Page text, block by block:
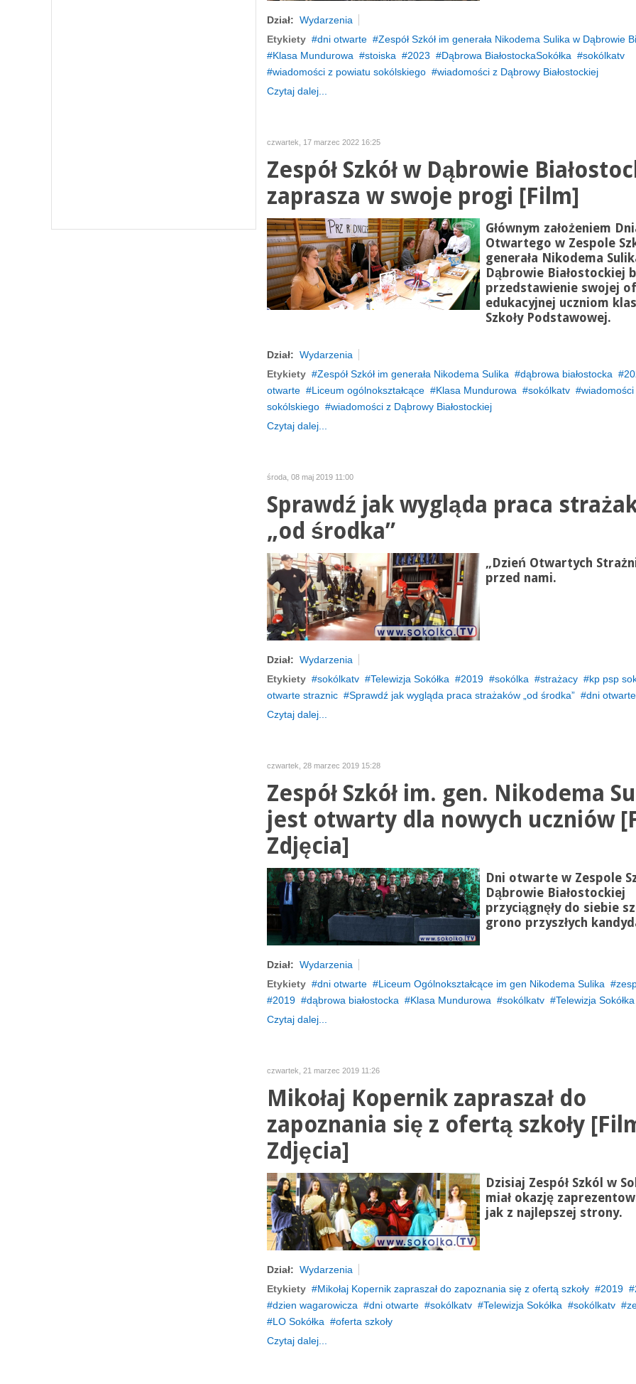
Dział: Wydarzenia
Etykiety
dni otwarte
Zespół Szkół im generała Nikodema Sulika w Dąbrowie
Klasa Mundurowa
stoiska 2023 Dąbrowa BiałostockaSokółka
sokólkatv
wiadomości z powiatu sokólskiego
wiadomości z Dąbrowy Białostockiej
Czytaj dalej...
czwartek, 17 marzec 2022 16:25
Zespół Szkół w Dąbrowie
zaprasza w swoje progi [Film]
Głównym założeniem
Otwartego w Zespole
generała Nikodema
Dąbrowie Białostockiej
przedstawienie swojej
edukacyjnej uczniom
Szkoły Podstawowej.
Dział: Wydarzenia
Etykiety
Zespół Szkół im generała Nikodema Sulika dąbrowa białostocka
otwarte
Liceum ogólnokształcące Klasa Mundurowa sokólkatv
sokólskiego
wiadomości z Dąbrowy Białostockiej
Czytaj dalej...
środa, 08 maj 2019 11:00
Sprawdź jak wygląda praca
„od środka”
„Dzień Otwartych
przed nami.
Dział: Wydarzenia
Etykiety
sokólkatv Telewizja Sokółka 2019 sokólka strażacy kp psp
otwarte straznic
Sprawdź jak wygląda praca strażaków „od środka”
dni otwarte
Czytaj dalej...
czwartek, 28 marzec 2019 15:28
Zespół Szkół im. gen. Nikodema
jest otwarty dla nowych uczniów
Zdjęcia]
Dni otwarte w Zespole
Dąbrowie Białostockiej
przyciągnęły do siebie
grono przyszłych
Dział: Wydarzenia
Etykiety
dni otwarte Liceum Ogólnokształcące im gen Nikodema Sulika
2019
dąbrowa białostocka Klasa Mundurowa sokólkatv
Telewizja Sokółka
Czytaj dalej...
czwartek, 21 marzec 2019 11:26
Mikołaj Kopernik zapraszał do
zapoznania się z ofertą szkoły
Zdjęcia]
Dzisiaj Zespół Szkól w
miał okazję
jak z najlepszej strony.
Dział: Wydarzenia
Etykiety
Mikołaj Kopernik zapraszał do zapoznania się z ofertą szkoły 2019
dzien wagarowicza
dni otwarte sokólkatv Telewizja Sokółka sokólkatv
LO Sokółka
oferta szkoły
Czytaj dalej...